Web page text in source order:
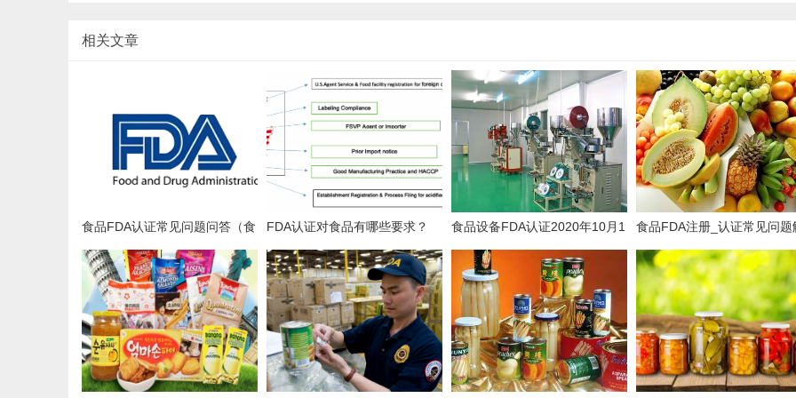
相关文章
食品FDA认证常见问题问答（食
品美国FFR 食品设施注册）
FDA认证对食品有哪些要求？
食品设备FDA认证2020年10月1
日开始需要唯一标识符（UFI）
食品FDA注册_认证常见问题
答-商通检测